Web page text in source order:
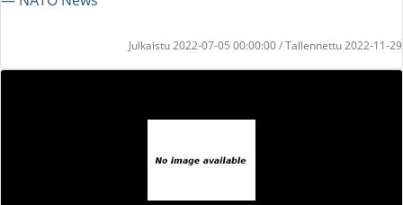
Julkaistu 2022-07-05 00:00:00 / Tallennettu 2022-11-29